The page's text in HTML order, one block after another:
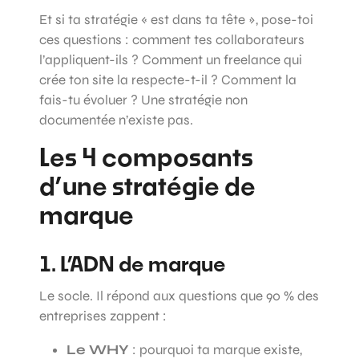
Et si ta stratégie « est dans ta tête », pose-toi
ces questions : comment tes collaborateurs
l’appliquent-ils ? Comment un freelance qui
crée ton site la respecte-t-il ? Comment la
fais-tu évoluer ? Une stratégie non
documentée n’existe pas.
Les 4 composants
d’une stratégie de
marque
1. L’ADN de marque
Le socle. Il répond aux questions que 90 % des
entreprises zappent :
Le WHY : pourquoi ta marque existe,